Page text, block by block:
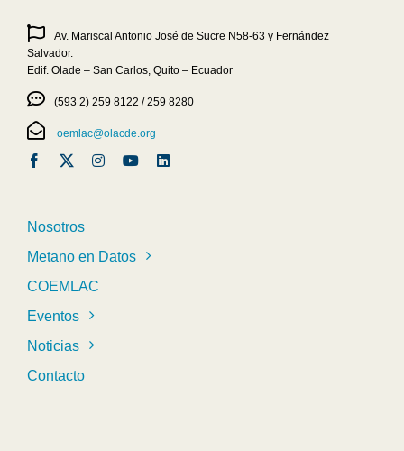
Av. Mariscal Antonio José de Sucre N58-63 y Fernández
Salvador.
Edif. Olade – San Carlos, Quito – Ecuador
(593 2) 259 8122 / 259 8280
oemlac@olacde.org
Nosotros
Metano en Datos
COEMLAC
Eventos
Noticias
Contacto